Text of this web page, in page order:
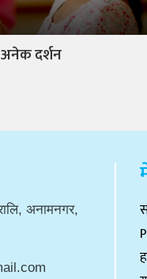
दर्शन
अनामनगर,